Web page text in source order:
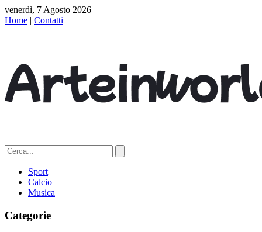
venerdì, 7 Agosto 2026
Home | Contatti
Sport
Calcio
Musica
Categorie